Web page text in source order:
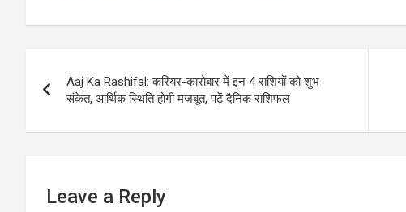
navigation
Aaj Ka Rashifal: करियर-कारोबार में इन 4 राशियों को शुभ
संकेत, आर्थिक स्थिति होगी मजबूत, पढ़ें दैनिक राशिफल
Leave a Reply